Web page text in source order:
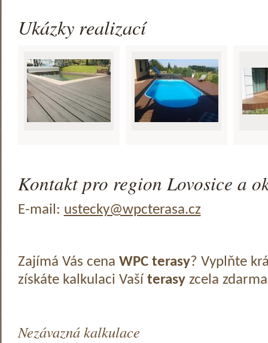
Ukázky realizací
Kontakt pro region Lovosice a
E-mail: ustecky@wpcterasa.cz
Zajímá Vás cena WPC terasy? Vyplňte
získáte kalkulaci Vaší terasyzcela
Nezávazná kalkulace